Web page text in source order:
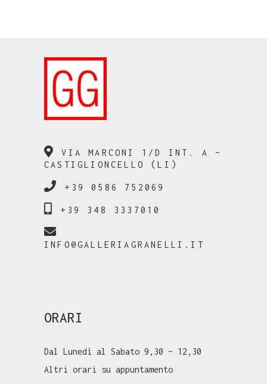
VIA MARCONI 1/D INT. A –
CASTIGLIONCELLO (LI)
+39 0586 752069
+39 348 3337010
INFO@GALLERIAGRANELLI.IT
ORARI
Dal Lunedì al Sabato 9,30 – 12,30
Altri orari su appuntamento